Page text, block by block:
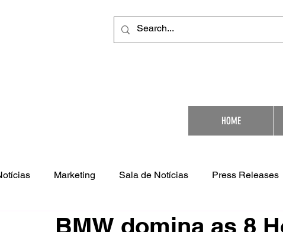
HOME
Marketing Sala de Notícias Press Releases
BMW domina as 8